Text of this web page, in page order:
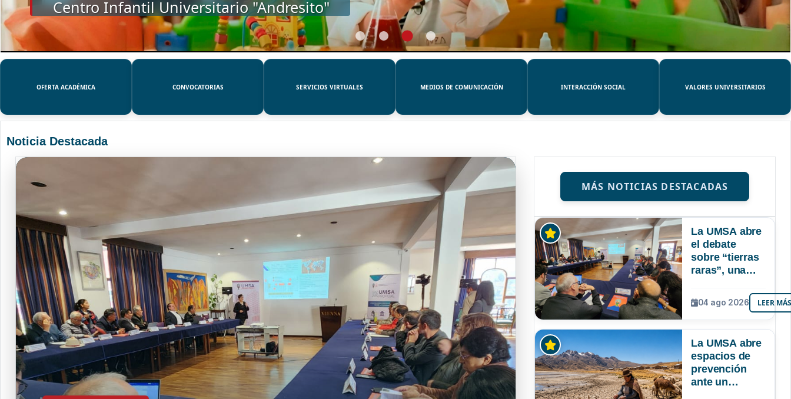
SSUE
OFERTA ACADÉMICA CONVOCATORIAS SERVICIOS VIRTUALES MEDIOS DE COMUNICACIÓN INTERACCIÓN SOCIAL VALORES UNIVERSITARIOS
Noticia Destacada
MÁS NOTICIAS DESTACADAS
La UMSA abre
el debate
sobre “tierras
raras”, una
mineral que
Bolivia aún no
explora ni
04 ago 2026 LEER
La UMSA abre
espacios de
prevención
ante un